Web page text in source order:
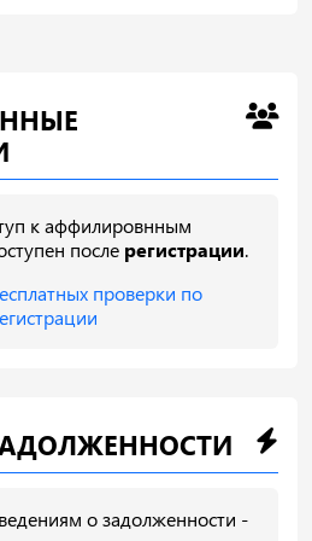
к аффилировнным
после регистрации.
проверки по
о задолженности -